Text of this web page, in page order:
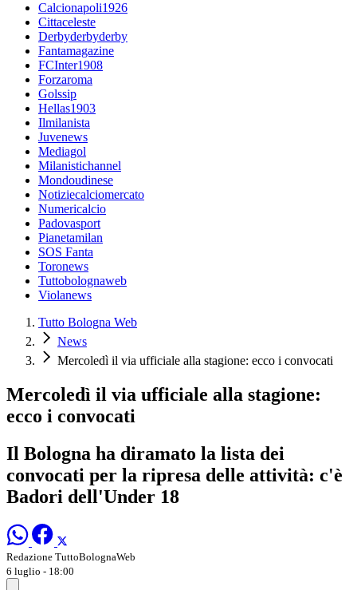
Calcionapoli1926
Cittaceleste
Derbyderbyderby
Fantamagazine
FCInter1908
Forzaroma
Golssip
Hellas1903
Ilmilanista
Juvenews
Mediagol
Milanistichannel
Mondoudinese
Notiziecalciomercato
Numericalcio
Padovasport
Pianetamilan
SOS Fanta
Toronews
Tuttobolognaweb
Violanews
Tutto Bologna Web
News
Mercoledì il via ufficiale alla stagione: ecco i convocati
Mercoledì il via ufficiale alla stagione:
ecco i convocati
Il Bologna ha diramato la lista dei
convocati per la ripresa delle attività: c'è
Badori dell'Under 18
Redazione TuttoBolognaWeb
6 luglio - 18:00